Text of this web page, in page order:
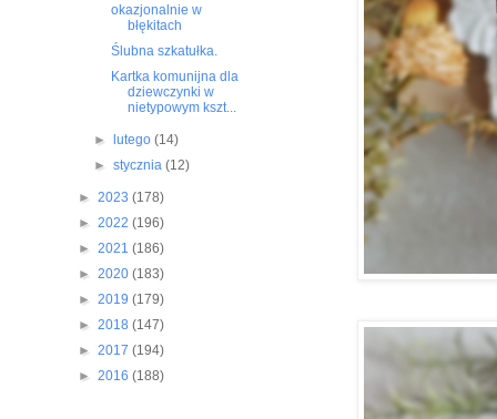
okazjonalnie w
błękitach
Ślubna szkatułka.
Kartka komunijna dla
dziewczynki w
nietypowym kszt...
► lutego(14)
►stycznia(12)
► 2023 (178)
► 2022 (196)
► 2021 (186)
► 2020 (183)
► 2019 (179)
► 2018 (147)
► 2017 (194)
► 2016 (188)